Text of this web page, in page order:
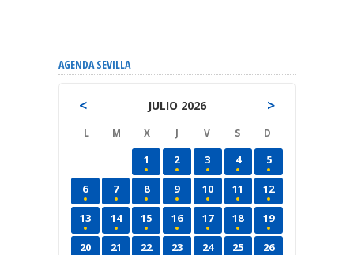
AGENDA SEVILLA
< JULIO 2026 >
L M X J V S D
1 2 3 4 5
6 7 8 9 10 11 12
13 14 15 16 17 18 19
20 21 22 23 24 25 26